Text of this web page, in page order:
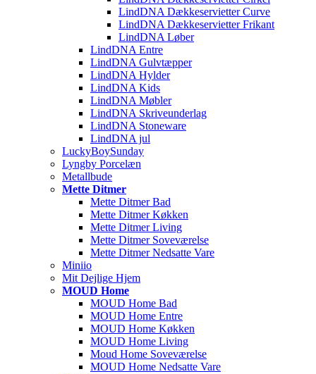
LindDNA Dækkeservietter Curve
LindDNA Dækkeservietter Frikant
LindDNA Løber
LindDNA Entre
LindDNA Gulvtæpper
LindDNA Hylder
LindDNA Kids
LindDNA Møbler
LindDNA Skriveunderlag
LindDNA Stoneware
LindDNA jul
LuckyBoySunday
Lyngby Porcelæn
Metallbude
Mette Ditmer
Mette Ditmer Bad
Mette Ditmer Køkken
Mette Ditmer Living
Mette Ditmer Soveværelse
Mette Ditmer Nedsatte Vare
Miniio
Mit Dejlige Hjem
MOUD Home
MOUD Home Bad
MOUD Home Entre
MOUD Home Køkken
MOUD Home Living
Moud Home Soveværelse
MOUD Home Nedsatte Vare